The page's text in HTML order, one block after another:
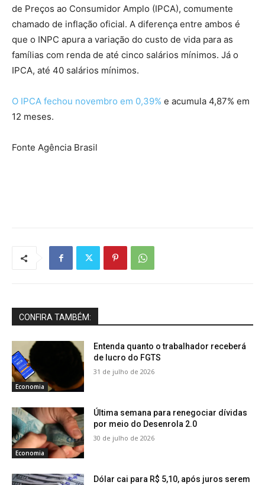
de Preços ao Consumidor Amplo (IPCA), comumente
chamado de inflação oficial. A diferença entre ambos é
que o INPC apura a variação do custo de vida para as
famílias com renda de até cinco salários mínimos. Já o
IPCA, até 40 salários mínimos.
O IPCA fechou novembro em 0,39% e acumula 4,87% em
12 meses.
Fonte Agência Brasil
CONFIRA TAMBÉM:
Economia
Entenda quanto o trabalhador receberá
de lucro do FGTS
31 de julho de 2026
Economia
Última semana para renegociar dívidas
por meio do Desenrola 2.0
30 de julho de 2026
Dólar cai para R$ 5,10, após juros serem